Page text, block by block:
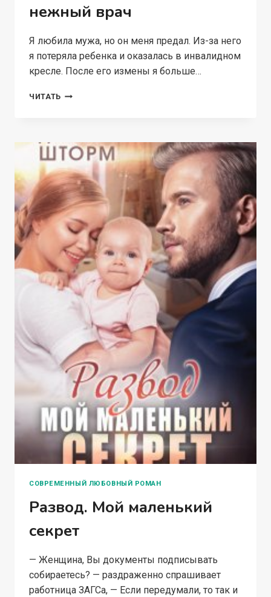
нежный врач
Я любила мужа, но он меня предал. Из-за него
я потеряла ребенка и оказалась в инвалидном
кресле. После его измены я больше…
ЧИТАТЬ ИЗМЕНА.
НЕЖНЫЙ
ВРАЧ
СОВРЕМЕННЫЙ ЛЮБОВНЫЙ РОМАН
Развод. Мой маленький
секрет
— Женщина, Вы документы подписывать
собираетесь? — раздраженно спрашивает
работница ЗАГСа, — Если передумали, то так и